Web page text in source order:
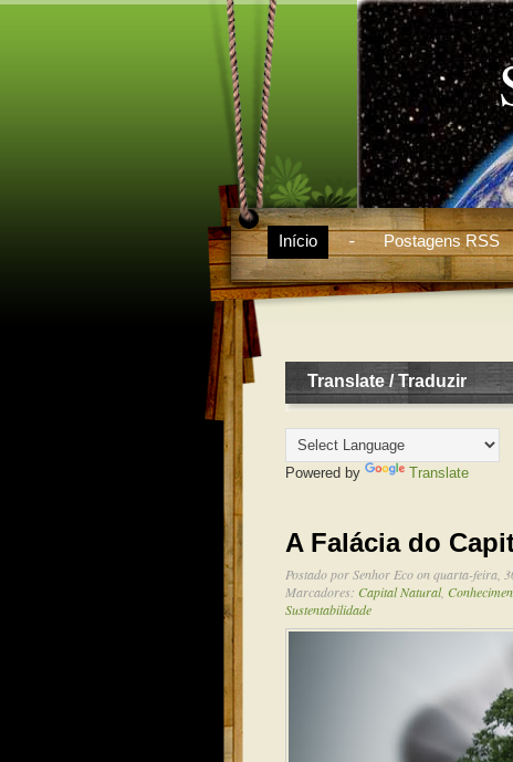
Início Postagens RSS
Translate / Traduzir
Powered by Translate
A Falácia do
Postado porSenhor Ecoon quarta-feira,
Marcadores: Capital Natural,
Sustentabilidade